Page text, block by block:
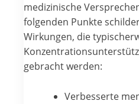
medizinische
folgenden Punkte
Wirkungen, die
gebracht werden:
Verbesserte